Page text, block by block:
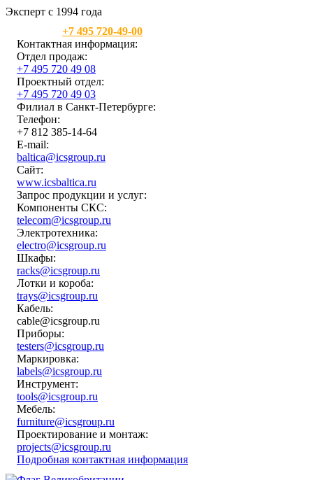
Эксперт с 1994 года
+7 495 720-49-00
Контактная информация:
Отдел продаж:
+7 495 720 49 08
Проектный отдел:
+7 495 720 49 03
Филиал в Санкт-Петербурге:
Телефон:
+7 812 385-14-64
E-mail:
baltica@icsgroup.ru
Сайт:
www.icsbaltica.ru
Запрос продукции и услуг:
Компоненты СКС:
telecom@icsgroup.ru
Электротехника:
electro@icsgroup.ru
Шкафы:
racks@icsgroup.ru
Лотки и короба:
trays@icsgroup.ru
Кабель:
cable@icsgroup.ru
Приборы:
testers@icsgroup.ru
Маркировка:
labels@icsgroup.ru
Инструмент:
tools@icsgroup.ru
Мебель:
furniture@icsgroup.ru
Проектирование и монтаж:
projects@icsgroup.ru
Подробная контактная информация